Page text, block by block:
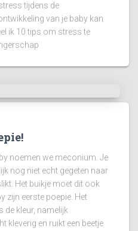
tijdens de
van je baby kan
ik 10 tips om stress te
noemen we meconium. Je
nog niet echt gegeten naar
Het buikje moet dit ook
zijn eerste poepie. Het
de kleur, namelijk
kleverig en ruikt een beetje